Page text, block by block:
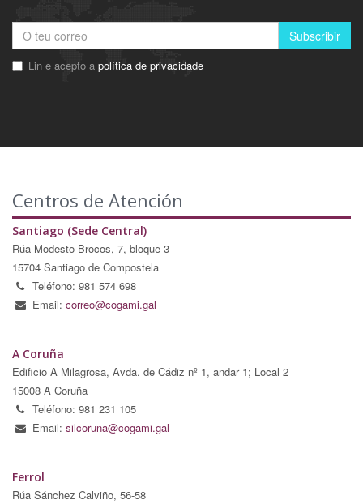
Subscribir
Lin e acepto a política de privacidade
Centros de Atención
Santiago (Sede Central)
Rúa Modesto Brocos, 7, bloque 3
15704 Santiago de Compostela
Teléfono: 981 574 698
Email: correo@cogami.gal
A Coruña
Edificio A Milagrosa, Avda. de Cádiz nº 1, andar 1; Local 2
15008 A Coruña
Teléfono: 981 231 105
Email: silcoruna@cogami.gal
Ferrol
Rúa Sánchez Calviño, 56-58